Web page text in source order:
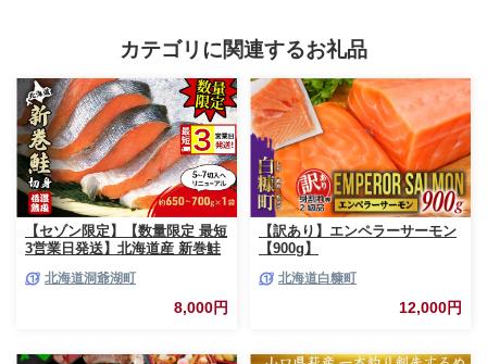
カテゴリに関連するお礼品
【セゾン限定】【数量限定 最短
3営業日発送】北海道産 新巻鮭
700g/5～7切入) 最短配送 北海
道 秋鮭 小分け 鮭 さけ しゃけ
シャケ 中塩 海鮮 冷凍 お弁当
モン サケ
北海道洞爺湖町
8,000円
【訳あり】エンペラーサーモン
【900g】
北海道白糠町
12,000円